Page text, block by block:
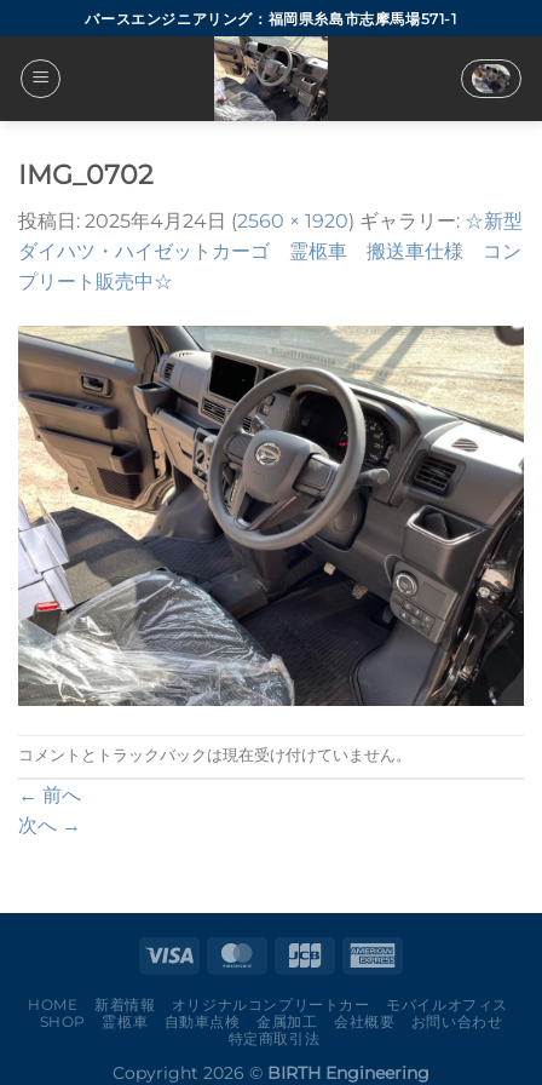
to
content
バースエンジニアリング：福岡県糸島市志摩馬場571-1
IMG_0702
投稿日: 2025年4月24日 (2560 × 1920) ギャラリー: ☆新型
ダイハツ・ハイゼットカーゴ 霊柩車 搬送車仕様 コン
プリート販売中☆
コメントとトラックバックは現在受け付けていません。
← 前へ
次へ →
HOME 新着情報 オリジナルコンプリートカー
モバイルオフィス
SHOP
霊柩車 自動車点検 金属加工 会社概要
お問い合わせ
特定商取引法
Copyright 2026 © BIRTH Engineering